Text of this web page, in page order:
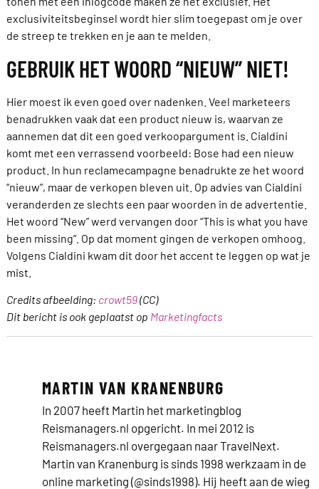
exclusiviteitsbeginsel wordt hier slim toegepast om je over
de streep te trekken en je aan te melden.
GEBRUIK HET WOORD “NIEUW” NIET!
Hier moest ik even goed over nadenken. Veel marketeers
benadrukken vaak dat een product nieuw is, waarvan ze
aannemen dat dit een goed verkoopargument is. Cialdini
komt met een verrassend voorbeeld: Bose had een nieuw
product. In hun reclamecampagne benadrukte ze het woord
“nieuw”, maar de verkopen bleven uit. Op advies van Cialdini
veranderden ze slechts een paar woorden in de advertentie.
Het woord “New” werd vervangen door “This is what you have
been missing”. Op dat moment gingen de verkopen omhoog.
Volgens Cialdini kwam dit door het accent te leggen op wat je
mist.
Credits afbeelding: crowt59(CC)
Dit bericht is ook geplaatst op Marketingfacts
MARTIN VAN KRANENBURG
In 2007 heeft Martin het marketingblog
Reismanagers.nl opgericht. In mei 2012 is
Reismanagers.nl overgegaan naar TravelNext.
Martin van Kranenburg is sinds 1998 werkzaam in de
online marketing (@sinds1998). Hij heeft aan de wieg